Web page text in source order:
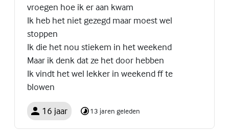
vroegen hoe ik er aan kwam
Ik heb het niet gezegd maar moest wel
stoppen
Ik die het nou stiekem in het weekend
Maar ik denk dat ze het door hebben
Ik vindt het wel lekker in weekend ff te
blowen
16 jaar 13 jaren geleden